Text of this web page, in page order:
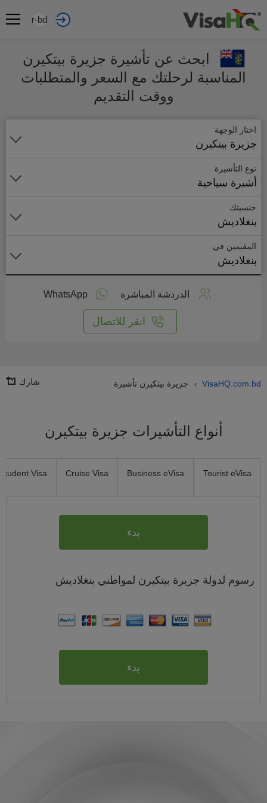
ar-bd
ابحث عن تأشيرة جزيرة بيتكيرن
المناسبة لرحلتك مع السعر والمتطلبات
ووقت التقديم
اختار الوجهة
جزيرة بيتكيرن
نوع التأشيرة
أشيرة سياحية
جنسيتك
بنغلاديش
المقيمين في
بنغلاديش
الدردشة المباشرة WhatsApp
انقر للاتصال
VisaHQ.com.bd
› جزيرة بيتكيرن تأشيرة شارك
أنواع التأشيرات جزيرة بيتكيرن
Tourist eVisa
Business eVisa
Cruise Visa
Student Visa
بدء
رسوم لدولة جزيرة بيتكيرن لمواطني بنغلاديش
بدء